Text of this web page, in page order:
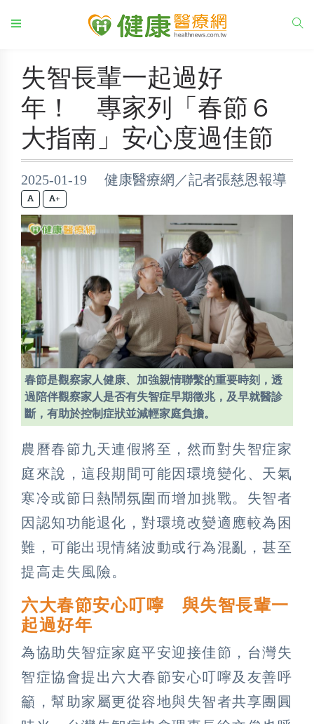
失智長輩一起過好
年！ 專家列「春節６
大指南」安心度過佳節
2025-01-19 健康醫療網／記者張慈恩報導
+
春節是觀察家人健康、加強親情聯繫的重要時刻，透
過陪伴觀察家人是否有失智症早期徵兆，及早就醫診
斷，有助於控制症狀並減輕家庭負擔。
農曆春節九天連假將至，然而對失智症家
庭來說，這段期間可能因環境變化、天氣
寒冷或節日熱鬧氛圍而增加挑戰。失智者
因認知功能退化，對環境改變適應較為困
難，可能出現情緒波動或行為混亂，甚至
提高走失風險。
六大春節安心叮嚀 與失智長輩一
起過好年
為協助失智症家庭平安迎接佳節，台灣失
智症協會提出六大春節安心叮嚀及友善呼
籲，幫助家屬更從容地與失智者共享團圓